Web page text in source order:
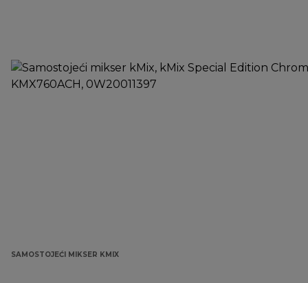
SAMOSTOJEĆI MIKSER KMIX